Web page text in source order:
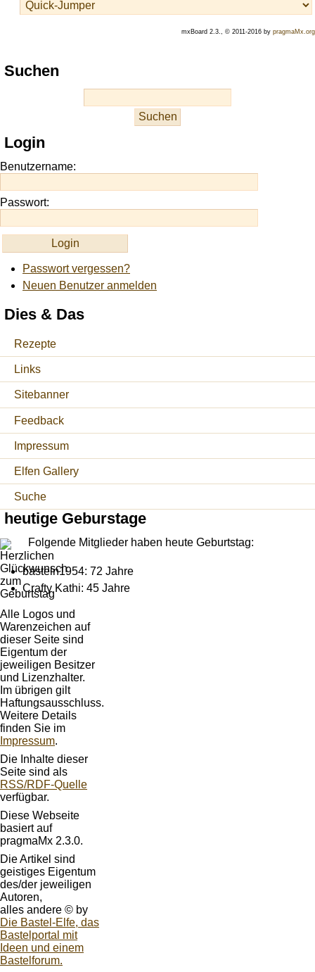
mxBoard 2.3., © 2011-2016 by pragmaMx.org
Play
best
site
https://onlineslots.money/
Suchen
Login
Benutzername:
Passwort:
Passwort vergessen?
Neuen Benutzer anmelden
Dies & Das
Rezepte
Links
Sitebanner
Feedback
Impressum
Elfen Gallery
Suche
heutige Geburstage
Folgende Mitglieder haben heute Geburtstag:
basteln1954: 72 Jahre
Crafty Kathi: 45 Jahre
Alle Logos und
Warenzeichen auf
dieser Seite sind
Eigentum der
jeweiligen Besitzer
und Lizenzhalter.
Im übrigen gilt
Haftungsausschluss.
Weitere Details
finden Sie im
Impressum.
Die Inhalte dieser
Seite sind als
RSS/RDF-Quelle
verfügbar.
Diese Webseite
basiert auf
pragmaMx 2.3.0.
Die Artikel sind
geistiges Eigentum
des/der jeweiligen
Autoren,
alles andere © by
Die Bastel-Elfe, das
Bastelportal mit
Ideen und einem
Bastelforum.